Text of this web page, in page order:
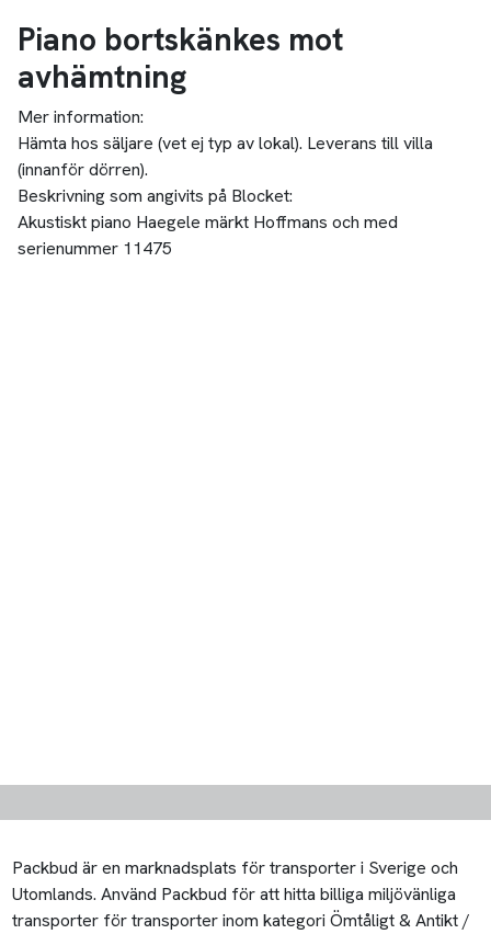
Piano bortskänkes mot
avhämtning
Mer information:
Hämta hos säljare (vet ej typ av lokal). Leverans till villa
(innanför dörren).
Beskrivning som angivits på Blocket:
Akustiskt piano Haegele märkt Hoffmans och med
serienummer 11475
Packbud är en marknadsplats för transporter i Sverige och
Utomlands. Använd Packbud för att hitta billiga miljövänliga
transporter för transporter inom kategori Ömtåligt & Antikt /